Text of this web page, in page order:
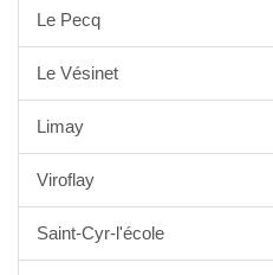
Le Pecq
Le Vésinet
Limay
Viroflay
Saint-Cyr-l'école